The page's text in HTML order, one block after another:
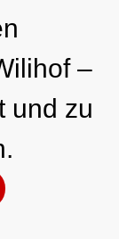
–
und zu